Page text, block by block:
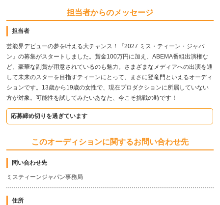
担当者からのメッセージ
担当者
芸能界デビューの夢を叶える大チャンス！『2027 ミス・ティーン・ジャパ
ン』の募集がスタートしました。賞金100万円に加え、ABEMA番組出演権な
ど、豪華な副賞が用意されているのも魅力。さまざまなメディアへの出演を通
して未来のスターを目指すティーンにとって、まさに登竜門といえるオーディ
ションです。13歳から19歳の女性で、現在プロダクションに所属していない
方が対象。可能性を試してみたいあなた、今こそ挑戦の時です！
応募締め切りを過ぎています
このオーディションに関するお問い合わせ先
問い合わせ先
ミスティーンジャパン事務局
住所